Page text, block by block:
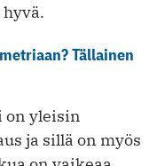
Tällainen
on yleisin
ja sillä on myös